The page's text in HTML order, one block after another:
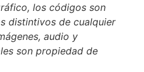
los códigos son
distintivos de cualquier
audio y
son propiedad de